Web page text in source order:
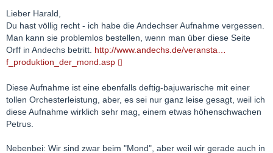
Lieber Harald,
Du hast völlig recht - ich habe die Andechser Aufnahme vergessen.
Man kann sie problemlos bestellen, wenn man über diese Seite
Orff in Andechs betritt. http://www.andechs.de/veransta…
f_produktion_der_mond.asp
Diese Aufnahme ist eine ebenfalls deftig-bajuwarische mit einer
tollen Orchesterleistung, aber, es sei nur ganz leise gesagt, weil ich
diese Aufnahme wirklich sehr mag, einem etwas höhenschwachen
Petrus.
Nebenbei: Wir sind zwar beim "Mond", aber weil wir gerade auch in